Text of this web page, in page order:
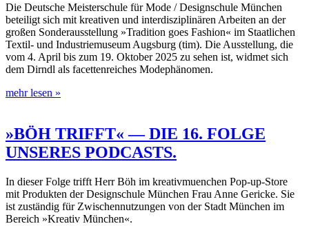
Die Deutsche Meisterschule für Mode / Designschule München
beteiligt sich mit kreativen und interdisziplinären Arbeiten an der
großen Sonderausstellung »Tradition goes Fashion« im Staatlichen
Textil- und Industriemuseum Augsburg (tim). Die Ausstellung, die
vom 4. April bis zum 19. Oktober 2025 zu sehen ist, widmet sich
dem Dirndl als facettenreiches Modephänomen.
mehr lesen »
»BÖH TRIFFT« — DIE 16. FOLGE
UNSERES PODCASTS.
In dieser Folge trifft Herr Böh im kreativmuenchen Pop-up-Store
mit Produkten der Designschule München Frau Anne Gericke. Sie
ist zuständig für Zwischennutzungen von der Stadt München im
Bereich »Kreativ München«.